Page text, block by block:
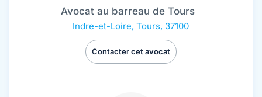
Avocat au barreau de Tours
Indre-et-Loire, Tours, 37100
Contacter cet avocat